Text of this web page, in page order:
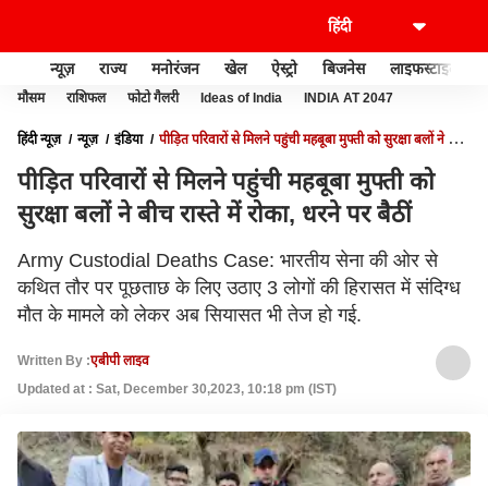
न्यूज़ राज्य मनोरंजन खेल ऐस्ट्रो बिजनेस लाइफस्टाइल
मौसम राशिफल फोटो गैलरी Ideas of India INDIA AT 2047
हिंदी न्यूज़ न्यूज़ इंडिया
पी‍ड़‍ित पर‍िवारों से म‍िलने पहुंची महबूबा मुफ्ती को सुरक्षा बलों ने बीच
पी‍ड़‍ित पर‍िवारों से म‍िलने पहुंची महबूबा मुफ्ती को
सुरक्षा बलों ने बीच रास्‍ते में रोका, धरने पर बैठीं
Army Custodial Deaths Case: भारतीय सेना की ओर से
कथित तौर पर पूछताछ के ल‍िए उठाए 3 लोगों की ह‍िरासत में संद‍िग्‍ध
मौत के मामले को लेकर अब स‍ियासत भी तेज हो गई.
Written By :एबीपी लाइव
Updated at : Sat, December 30,2023, 10:18 pm (IST)